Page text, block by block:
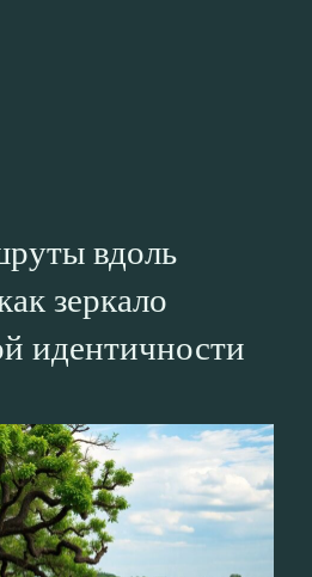
вдоль
зеркало
идентичности